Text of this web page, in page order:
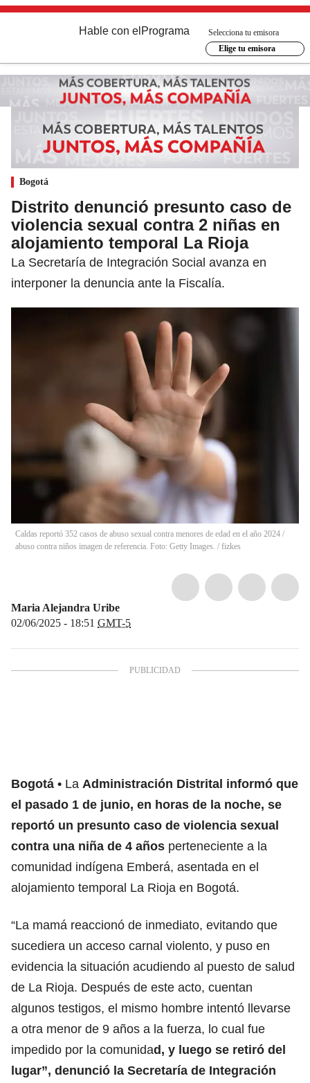
Hable con el Programa
Selecciona tu emisora
Elige tu emisora
Bogotá
Distrito denunció presunto caso de
violencia sexual contra 2 niñas en
alojamiento temporal La Rioja
La Secretaría de Integración Social avanza en
interponer la denuncia ante la Fiscalía.
Caldas reportó 352 casos de abuso sexual contra menores de edad en el año 2024 /
abuso contra niños imagen de referencia. Foto: Getty Images. / fizkes
Maria Alejandra Uribe
02/06/2025 - 18:51 GMT-5
Bogotá La Administración Distrital informó que
el pasado 1 de junio, en horas de la noche, se
reportó un presunto caso de violencia sexual
contra una niña de 4 años perteneciente a la
comunidad indígena Emberá, asentada en el
alojamiento temporal La Rioja en Bogotá.
“La mamá reaccionó de inmediato, evitando que
sucediera un acceso carnal violento, y puso en
evidencia la situación acudiendo al puesto de salud
de La Rioja. Después de este acto, cuentan
algunos testigos, el mismo hombre intentó llevarse
a otra menor de 9 años a la fuerza, lo cual fue
impedido por la comunidad, y luego se retiró del
lugar”, denunció la Secretaría de Integración